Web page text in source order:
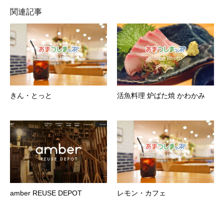
関連記事
きん・とっと 活魚料理 炉ばた焼 かわかみ
amber REUSE DEPOT レモン・カフェ